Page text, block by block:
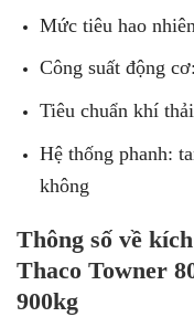
Mức tiêu hao
Công suất động
Tiêu chuẩn khí
Hệ thống phanh:
không
Thông số về
Thaco Towner
900kg